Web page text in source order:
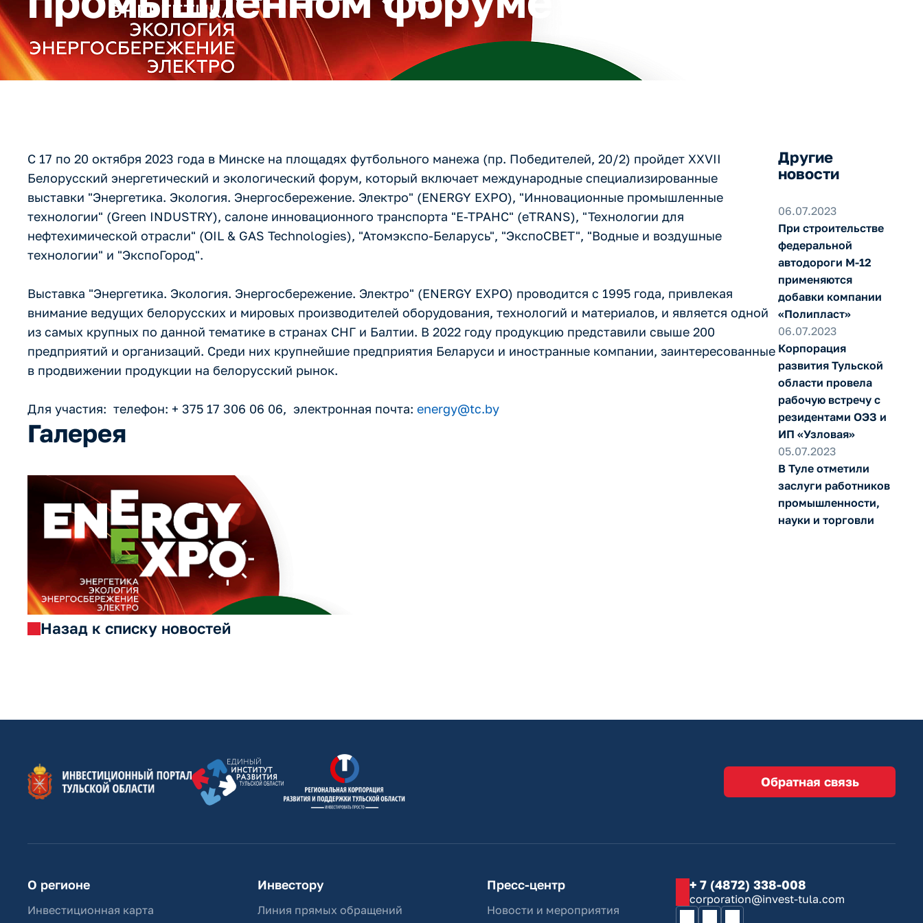
С 17 по 20 октября 2023 года в Минске на площадях футбольного манежа (пр. Победителей, 20/2) пройдет XХVII
Белорусский энергетический и экологический форум, который включает международные специализированные
выставки "Энергетика. Экология. Энергосбережение. Электро" (ENERGY EXPO), "Инновационные промышленные
технологии" (Green INDUSTRY), cалоне инновационного транспорта "Е-ТРАНС" (eTRANS), "Технологии для
нефтехимической отрасли" (OIL & GAS Technologies), "Атомэкспо-Беларусь", "ЭкспоСВЕТ", "Водные и воздушные
технологии" и "ЭкспоГород".
Выставка "Энергетика. Экология. Энергосбережение. Электро" (ENERGY EXPO) проводится с 1995 года, привлекая
внимание ведущих белорусских и мировых производителей оборудования, технологий и материалов, и является одной
из самых крупных по данной тематике в странах СНГ и Балтии. В 2022 году продукцию представили свыше 200
предприятий и организаций. Среди них крупнейшие предприятия Беларуси и иностранные компании, заинтересованные
в продвижении продукции на белорусский рынок.
Для участия: телефон: + 375 17 306 06 06, электронная почта: energy@tc.by
Галерея
Назад к списку новостей
Другие
новости
06.07.2023
При строительстве
федеральной
автодороги М-12
применяются
добавки компании
«Полипласт»
06.07.2023
Корпорация
развития Тульской
области провела
рабочую встречу с
резидентами ОЭЗ и
ИП «Узловая»
05.07.2023
В Туле отметили
заслуги работников
промышленности,
науки и торговли
Обратная связь
О регионе
Инвестиционная карта
Инвестору
Линия прямых обращений
Пресс-центр
Новости и мероприятия
+ 7 (4872) 338-008
corporation@invest-tula.com